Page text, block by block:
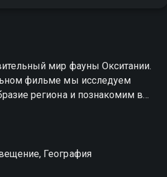
мир фауны Окситании.
фильме мы исследуем
региона и познакомим вас
География